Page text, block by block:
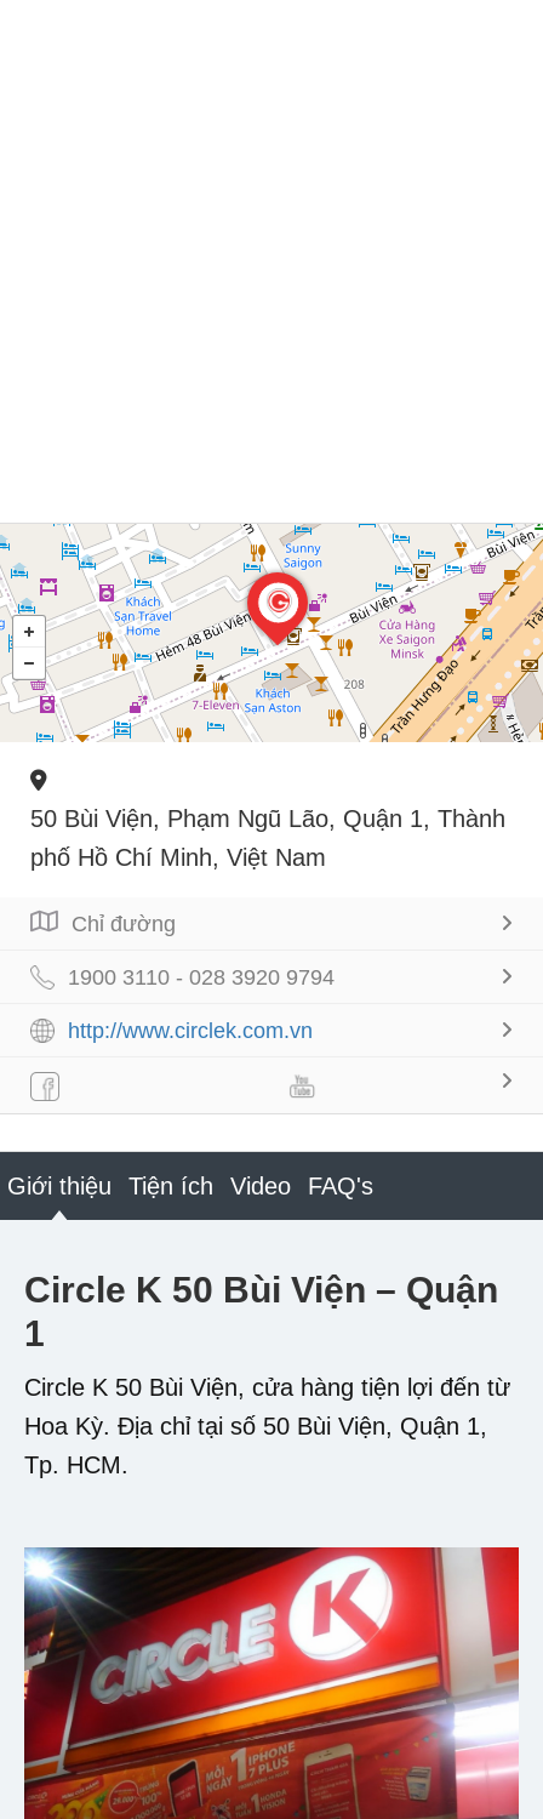
50 Bùi Viện, Phạm Ngũ Lão, Quận 1, Thành
phố Hồ Chí Minh, Việt Nam
Chỉ đường
1900 3110 - 028 3920 9794
http://www.circlek.com.vn
Giới thiệu Tiện ích Video FAQ's
Circle K 50 Bùi Viện – Quận
1
Circle K 50 Bùi Viện, cửa hàng tiện lợi đến từ
Hoa Kỳ. Địa chỉ tại số 50 Bùi Viện, Quận 1,
Tp. HCM.